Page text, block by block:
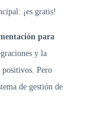
¡es gratis!
para
y la
positivos. Pero
de gestión de